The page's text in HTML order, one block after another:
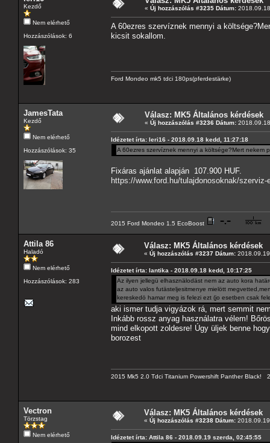
Kezdő
Nem elérhető
Hozzászólások: 6
« Új hozzászólás #3235 Dátum:
A 60ezres szervíznek mennyi a
kicsit sokallom.
Ford Mondeo mk5 tdci 180ps(pferdestärke)
JamesTata
Kezdő
Nem elérhető
Hozzászólások: 35
Válasz: MK5 Általános kérdések
« Új hozzászólás #3236 Dátum:
Idézetet írta: leri16 - 2018.09.18 kedd, 11:27:18
A 60ezres szervíznek mennyi a költsége?Mert nekem
Fixáras ajánlat alapján 107.900 HUF.
https://www.ford.hu/tulajdonosoknak/
2015 Ford Mondeo 1.5 EcoBoost
Attila 86
Haladó
Nem elérhető
Hozzászólások: 283
Válasz: MK5 Általános kérdések
« Új hozzászólás #3237 Dátum:
Idézetet írta: lantika - 2018.09.18 kedd, 10:17:25
Az ilyen jellegü elhasznälodäst nem az auto kora
az auto valos futästeljesitmenye mielött
kereskedö hamar meg is felezi ezt (jo esetben csak
aki ismer tudja vigyázok rá, mert semmit
Inkább rossz anyag használatra vélem!
mind elkopott zoldesre! Úgy üljek benne
borozest
2015 Mk5 2.0 Tdci Titanium Powershift Panther
Vectron
Törzstag
Nem elérhető
Válasz: MK5 Általános kérdések
« Új hozzászólás #3238 Dátum:
Idézetet írta: Attila 86 - 2018.09.19 szerda, 02:45:55